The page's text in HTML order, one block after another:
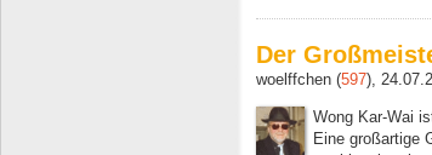
Der
woelffchen (597),
Wong Kar-Wai
Eine großartige